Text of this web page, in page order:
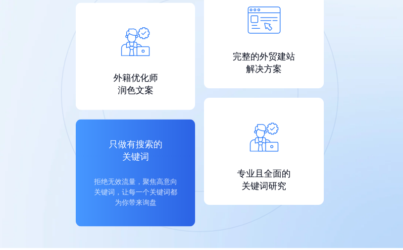
外籍优化师
润色文案
完整的外贸建站
解决方案
只做有搜索的
关键词
拒绝无效流量，聚焦高意向
关键词，让每一个关键词都
为你带来询盘
专业且全面的
关键词研究